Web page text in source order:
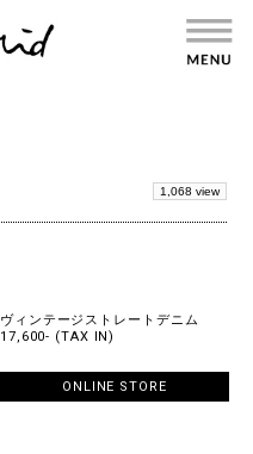
1,068 view
ヴィンテージストレートデニム
17,600- (TAX IN)
ONLINE STORE